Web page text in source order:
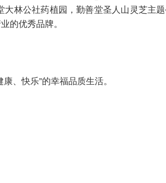
林公社药植园，勤善堂圣人山灵芝主
的优秀品牌。
、快乐”的幸福品质生活。